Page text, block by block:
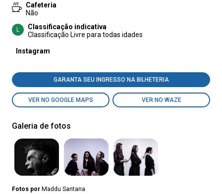
Cafeteria
Não
L
Classificação indicativa
Classificação Livre para todas idades
Instagram
GARANTA SEU INGRESSO NA BILHETERIA
VER NO GOOGLE MAPS VER NO WAZE
Galeria de fotos
Fotos por Maddu Santana